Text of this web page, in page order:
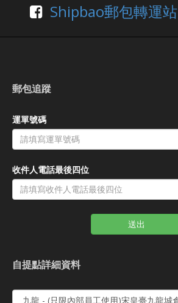
Shipbao郵包轉運站
郵包追蹤
運單號碼
收件人電話最後四位
送出
自提點詳細資料